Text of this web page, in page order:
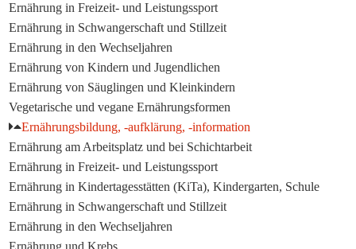
Ernährung in Freizeit- und Leistungssport
Ernährung in Schwangerschaft und Stillzeit
Ernährung in den Wechseljahren
Ernährung von Kindern und Jugendlichen
Ernährung von Säuglingen und Kleinkindern
Vegetarische und vegane Ernährungsformen
Ernährungsbildung, -aufklärung, -information
Ernährung am Arbeitsplatz und bei Schichtarbeit
Ernährung in Freizeit- und Leistungssport
Ernährung in Kindertagesstätten (KiTa), Kindergarten, Schule
Ernährung in Schwangerschaft und Stillzeit
Ernährung in den Wechseljahren
Ernährung und Krebs